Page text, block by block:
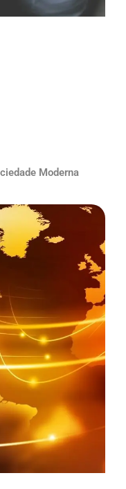
Moderna